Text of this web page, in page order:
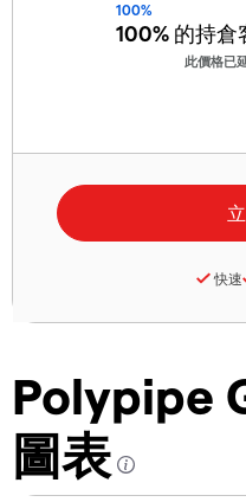
Polypipe
圖表
100%
100%的持倉
此價格已
快速